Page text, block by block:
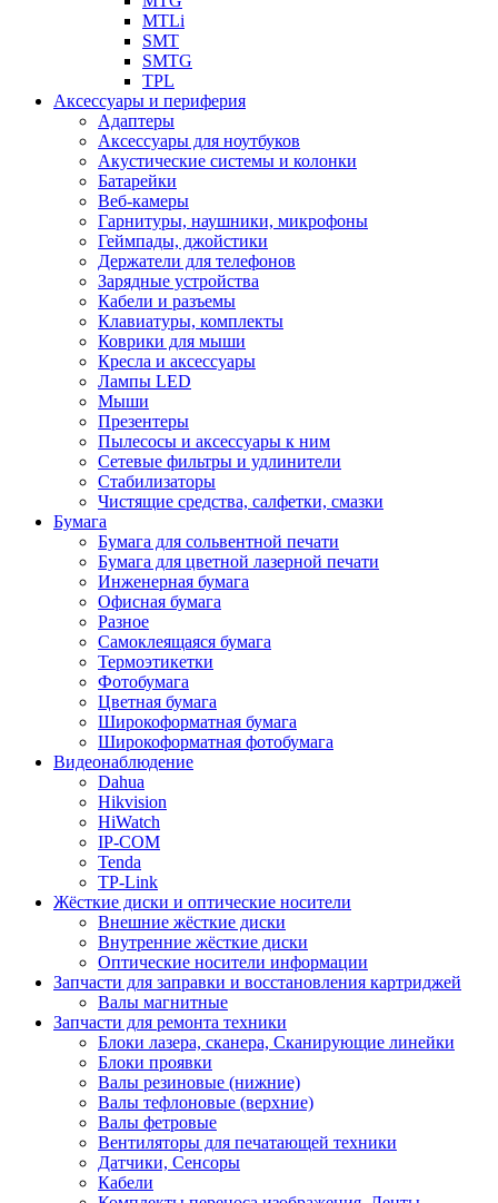
MTLi
SMT
SMTG
TPL
Аксессуары и периферия
Адаптеры
Аксессуары для ноутбуков
Акустические системы и колонки
Батарейки
Веб-камеры
Гарнитуры, наушники, микрофоны
Геймпады, джойстики
Держатели для телефонов
Зарядные устройства
Кабели и разъемы
Клавиатуры, комплекты
Коврики для мыши
Кресла и аксессуары
Лампы LED
Мыши
Презентеры
Пылесосы и аксессуары к ним
Сетевые фильтры и удлинители
Стабилизаторы
Чистящие средства, салфетки, смазки
Бумага
Бумага для сольвентной печати
Бумага для цветной лазерной печати
Инженерная бумага
Офисная бумага
Разное
Самоклеящаяся бумага
Термоэтикетки
Фотобумага
Цветная бумага
Широкоформатная бумага
Широкоформатная фотобумага
Видеонаблюдение
Dahua
Hikvision
HiWatch
IP-COM
Tenda
TP-Link
Жёсткие диски и оптические носители
Внешние жёсткие диски
Внутренние жёсткие диски
Оптические носители информации
Запчасти для заправки и восстановления картриджей
Валы магнитные
Запчасти для ремонта техники
Блоки лазера, сканера, Сканирующие линейки
Блоки проявки
Валы резиновые (нижние)
Валы тефлоновые (верхние)
Валы фетровые
Вентиляторы для печатающей техники
Датчики, Сенсоры
Кабели